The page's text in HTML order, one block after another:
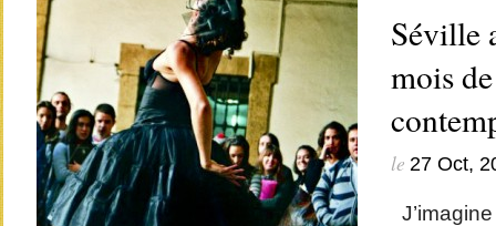
Séville
mois
le 27 Oct,